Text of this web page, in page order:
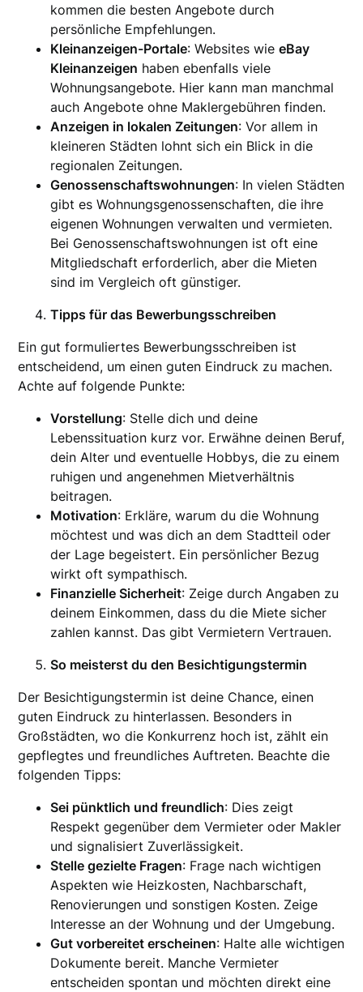
kommen die besten Angebote durch
persönliche Empfehlungen.
Kleinanzeigen-Portale: Websites wieeBay
Kleinanzeigen haben ebenfalls viele
Wohnungsangebote. Hier kann man manchmal
auch Angebote ohne Maklergebühren finden.
Anzeigen in lokalen Zeitungen: Vor allem in
kleineren Städten lohnt sich ein Blick in die
regionalen Zeitungen.
Genossenschaftswohnungen: In vielen Städten
gibt es Wohnungsgenossenschaften, die ihre
eigenen Wohnungen verwalten und vermieten.
Bei Genossenschaftswohnungen ist oft eine
Mitgliedschaft erforderlich, aber die Mieten
sind im Vergleich oft günstiger.
Tipps für das Bewerbungsschreiben
Ein gut formuliertes Bewerbungsschreiben ist
entscheidend, um einen guten Eindruck zu machen.
Achte auf folgende Punkte:
Vorstellung: Stelle dich und deine
Lebenssituation kurz vor. Erwähne deinen Beruf,
dein Alter und eventuelle Hobbys, die zu einem
ruhigen und angenehmen Mietverhältnis
beitragen.
Motivation: Erkläre, warum du die Wohnung
möchtest und was dich an dem Stadtteil oder
der Lage begeistert. Ein persönlicher Bezug
wirkt oft sympathisch.
Finanzielle Sicherheit: Zeige durch Angaben zu
deinem Einkommen, dass du die Miete sicher
zahlen kannst. Das gibt Vermietern Vertrauen.
So meisterst du den Besichtigungstermin
Der Besichtigungstermin ist deine Chance, einen
guten Eindruck zu hinterlassen. Besonders in
Großstädten, wo die Konkurrenz hoch ist, zählt ein
gepflegtes und freundliches Auftreten. Beachte die
folgenden Tipps:
Sei pünktlich und freundlich: Dies zeigt
Respekt gegenüber dem Vermieter oder Makler
und signalisiert Zuverlässigkeit.
Stelle gezielte Fragen: Frage nach wichtigen
Aspekten wie Heizkosten, Nachbarschaft,
Renovierungen und sonstigen Kosten. Zeige
Interesse an der Wohnung und der Umgebung.
Gut vorbereitet erscheinen: Halte alle wichtigen
Dokumente bereit. Manche Vermieter
entscheiden spontan und möchten direkt eine